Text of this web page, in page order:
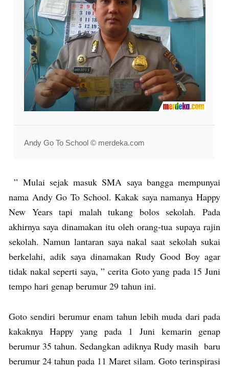
Andy Go To School © merdeka.com
” Mulai sejak masuk SMA saya bangga mempunyai
nama Andy Go To School. Kakak saya namanya Happy
New Years tapi malah tukang bolos sekolah. Pada
akhirnya saya dinamakan itu oleh orang-tua supaya rajin
sekolah. Namun lantaran saya nakal saat sekolah sukai
berkelahi, adik saya dinamakan Rudy Good Boy agar
tidak nakal seperti saya, ” cerita Goto yang pada 15 Juni
tempo hari genap berumur 29 tahun ini.
Goto sendiri berumur enam tahun lebih muda dari pada
kakaknya Happy yang pada 1 Juni kemarin genap
berumur 35 tahun. Sedangkan adiknya Rudy masih baru
berumur 24 tahun pada 11 Maret silam. Goto terinspirasi